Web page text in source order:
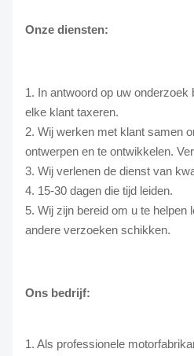
Onze diensten:
1. In antwoord op uw onderzoek
elke klant taxeren.
2. Wij werken met klant samen
ontwerpen en te ontwikkelen.
3. Wij verlenen de dienst van
4. 15-30 dagen die tijd leiden.
5. Wij zijn bereid om u te helpen
andere verzoeken schikken.
Ons bedrijf:
1. Als professionele